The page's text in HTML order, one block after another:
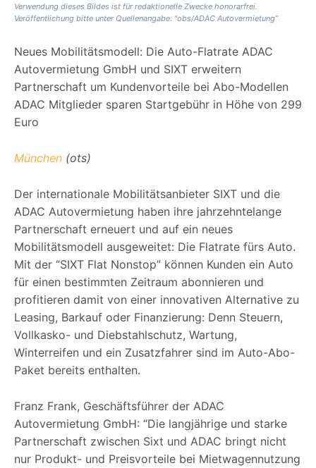
Verwendung dieses Bildes ist für redaktionelle Zwecke honorarfrei.
Veröffentlichung bitte unter Quellenangabe: “obs/ADAC Autovermietung”
Neues Mobilitätsmodell: Die Auto-Flatrate ADAC
Autovermietung GmbH und SIXT erweitern
Partnerschaft um Kundenvorteile bei Abo-Modellen
ADAC Mitglieder sparen Startgebühr in Höhe von 299
Euro
München (ots)
Der internationale Mobilitätsanbieter SIXT und die
ADAC Autovermietung haben ihre jahrzehntelange
Partnerschaft erneuert und auf ein neues
Mobilitätsmodell ausgeweitet: Die Flatrate fürs Auto.
Mit der “SIXT Flat Nonstop” können Kunden ein Auto
für einen bestimmten Zeitraum abonnieren und
profitieren damit von einer innovativen Alternative zu
Leasing, Barkauf oder Finanzierung: Denn Steuern,
Vollkasko- und Diebstahlschutz, Wartung,
Winterreifen und ein Zusatzfahrer sind im Auto-Abo-
Paket bereits enthalten.
Franz Frank, Geschäftsführer der ADAC
Autovermietung GmbH: “Die langjährige und starke
Partnerschaft zwischen Sixt und ADAC bringt nicht
nur Produkt- und Preisvorteile bei Mietwagennutzung